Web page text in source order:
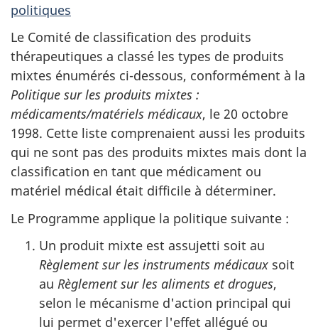
politiques
Le Comité de classification des produits
thérapeutiques a classé les types de produits
mixtes énumérés ci-dessous, conformément à la
Politique sur les produits mixtes :
médicaments/matériels médicaux, le 20 octobre
1998. Cette liste comprenaient aussi les produits
qui ne sont pas des produits mixtes mais dont la
classification en tant que médicament ou
matériel médical était difficile à déterminer.
Le Programme applique la politique suivante :
Un produit mixte est assujetti soit au
Règlement sur les instruments médicaux soit
au Règlement sur les aliments et drogues,
selon le mécanisme d'action principal qui
lui permet d'exercer l'effet allégué ou